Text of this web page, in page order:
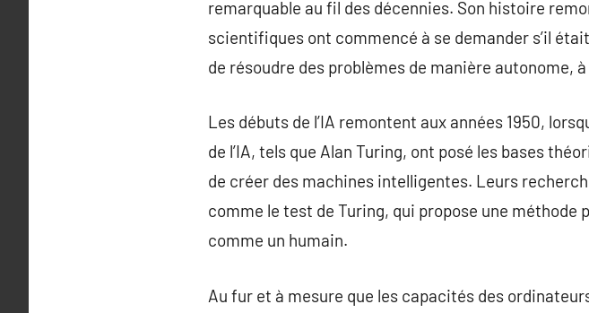
remarquable au fil des décennies. Son histoire
scientifiques ont commencé à se demander s’il
de résoudre des problèmes de manière autonome,
Les débuts de l’IA remontent aux années 1950,
de l’IA, tels que Alan Turing, ont posé les bases
de créer des machines intelligentes. Leurs
comme le test de Turing, qui propose une
comme un humain.
Au fur et à mesure que les capacités des